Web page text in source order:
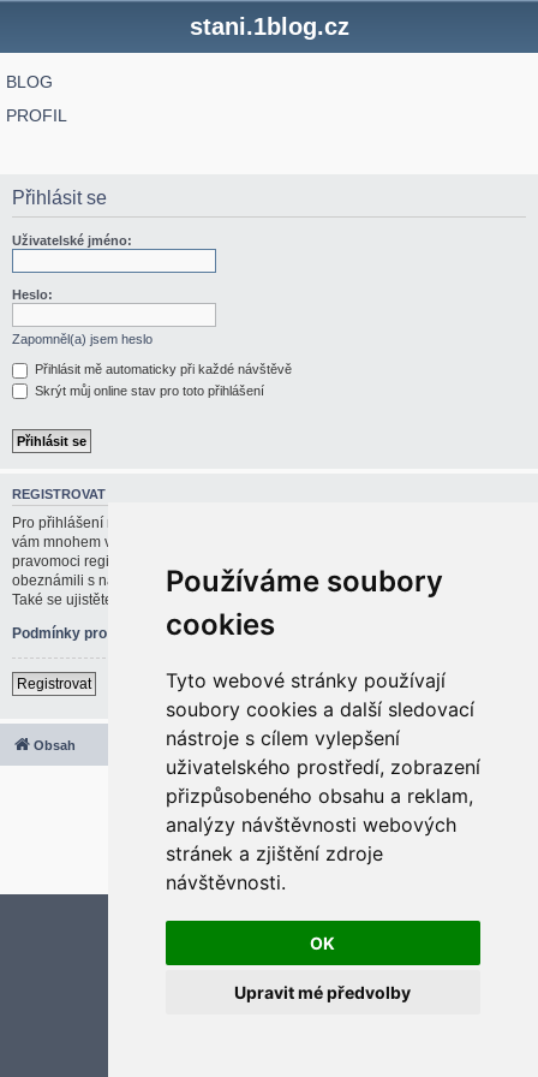
Používáme soubory
cookies
Tyto webové stránky používají
soubory cookies a další sledovací
nástroje s cílem vylepšení
uživatelského prostředí, zobrazení
přizpůsobeného obsahu a reklam,
analýzy návštěvnosti webových
stránek a zjištění zdroje
návštěvnosti.
OK
Upravit mé předvolby
stani.1blog.cz
BLOG
PROFIL
Přihlásit se
Uživatelské jméno:
Heslo:
Zapomněl(a) jsem heslo
Přihlásit mě automaticky při každé návštěvě
Skrýt můj online stav pro toto přihlášení
REGISTROVAT
Pro přihlášení musíte být registrován/a. Registrace trvá jen pár vteřin a dává
vám mnohem větší možnosti. Administrátor blogu též může dávat rozšířené
pravomoci registrovaným uživatelům. Před registrací se ujistěte, že jste se
obeznámili s našimi podmínkami pro použití a s dalšími pravidly a ujednáními.
Také se ujistěte, že si přečtete jakákoliv pravidla, která se na fóru objeví.
Podmínky pro užívání
|Ochrana soukromí
Registrovat
Obsah Všechny časy jsou v
2020 © ASTRA - CZ s.r.o.
Založeno naphpBB® Forum Software © phpBB Limited
Český překlad –phpBB.cz
Optimized by:phpBB SEO